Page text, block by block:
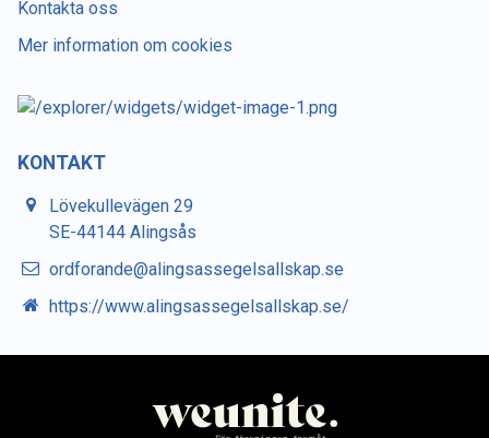
Kontakta oss
Mer information om cookies
KONTAKT
Lövekullevägen 29
SE-44144 Alingsås
ordforande@alingsassegelsallskap.se
https://www.alingsassegelsallskap.se/